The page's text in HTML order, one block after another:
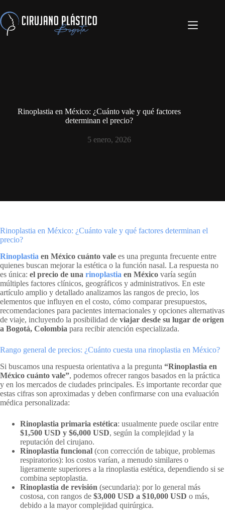
Rinoplastia en México: ¿Cuánto vale y qué factores
determinan el precio?
5 enero, 2026
Rinoplastia en México: ¿Cuánto vale y qué factores determinan el
precio?
Rinoplastia en México cuánto vale es una pregunta frecuente entre
quienes buscan mejorar la estética o la función nasal. La respuesta no
es única: el precio de una rinoplastia en México varía según
múltiples factores clínicos, geográficos y administrativos. En este
artículo amplio y detallado analizamos las rangos de precio, los
elementos que influyen en el costo, cómo comparar presupuestos,
recomendaciones para pacientes internacionales y opciones alternativas
de viaje, incluyendo la posibilidad de viajar desde su lugar de origen
a Bogotá, Colombia para recibir atención especializada.
Rango general de precios: ¿Cuánto cuesta una rinoplastia en México?
Si buscamos una respuesta orientativa a la pregunta “Rinoplastia en
México cuánto vale”, podemos ofrecer rangos basados en la práctica
y en los mercados de ciudades principales. Es importante recordar que
estas cifras son aproximadas y deben confirmarse con una evaluación
médica personalizada:
Rinoplastia primaria estética: usualmente puede oscilar entre
$1,500 USD y $6,000 USD, según la complejidad y la
reputación del cirujano.
Rinoplastia funcional (con corrección de tabique, problemas
respiratorios): los costos varían, a menudo similares o
ligeramente superiores a la rinoplastia estética, dependiendo si se
combina septoplastia.
Rinoplastia de revisión (secundaria): por lo general más
costosa, con rangos de $3,000 USD a $10,000 USD o más,
debido a la mayor complejidad quirúrgica.